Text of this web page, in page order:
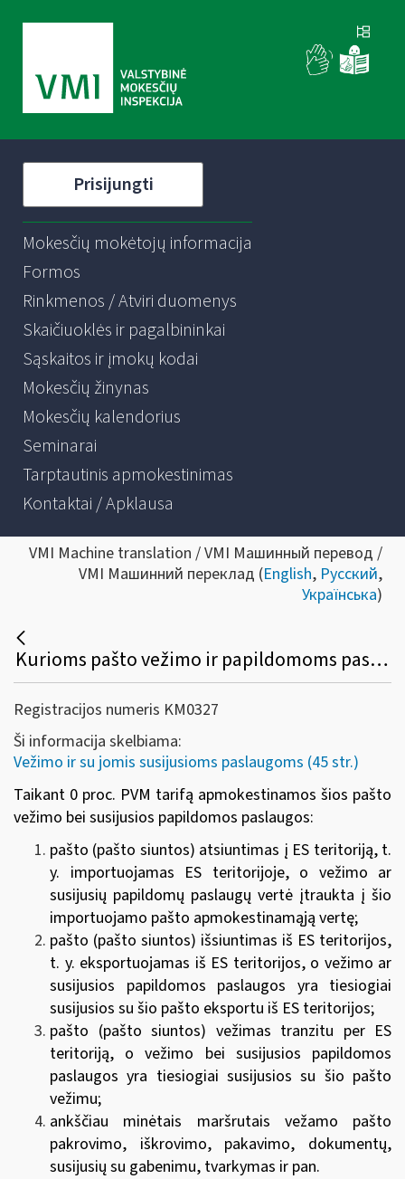
Prisijungti
Mokesčių mokėtojų informacija
Formos
Rinkmenos / Atviri duomenys
Skaičiuoklės ir pagalbininkai
Sąskaitos ir įmokų kodai
Mokesčių žinynas
Mokesčių kalendorius
Seminarai
Tarptautinis apmokestinimas
Kontaktai / Apklausa
VMI Machine translation / VMI Машинный перевод /
VMI Машинний переклад (English, Русский,
Українська)
Kurioms pašto vežimo ir papildomoms paslaugoms taikomas 0 proc. PVM tarifas?
Registracijos numeris KM0327
Ši informacija skelbiama:
Vežimo ir su jomis susijusioms paslaugoms (45 str.)
Taikant 0 proc. PVM tarifą apmokestinamos šios pašto
vežimo bei susijusios papildomos paslaugos:
pašto (pašto siuntos) atsiuntimas į ES teritoriją, t.
y. importuojamas ES teritorijoje, o vežimo ar
susijusių papildomų paslaugų vertė įtraukta į šio
importuojamo pašto apmokestinamąją vertę;
pašto (pašto siuntos) išsiuntimas iš ES teritorijos,
t. y. eksportuojamas iš ES teritorijos, o vežimo ar
susijusios papildomos paslaugos yra tiesiogiai
susijusios su šio pašto eksportu iš ES teritorijos;
pašto (pašto siuntos) vežimas tranzitu per ES
teritoriją, o vežimo bei susijusios papildomos
paslaugos yra tiesiogiai susijusios su šio pašto
vežimu;
ankščiau minėtais maršrutais vežamo pašto
pakrovimo, iškrovimo, pakavimo, dokumentų,
susijusių su gabenimu, tvarkymas ir pan.